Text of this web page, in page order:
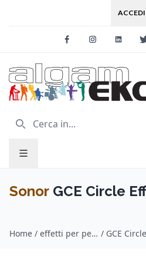
ACCEDI
Facebook
Sonor GCE Circle
Home / effetti per percussioni / Sonor /